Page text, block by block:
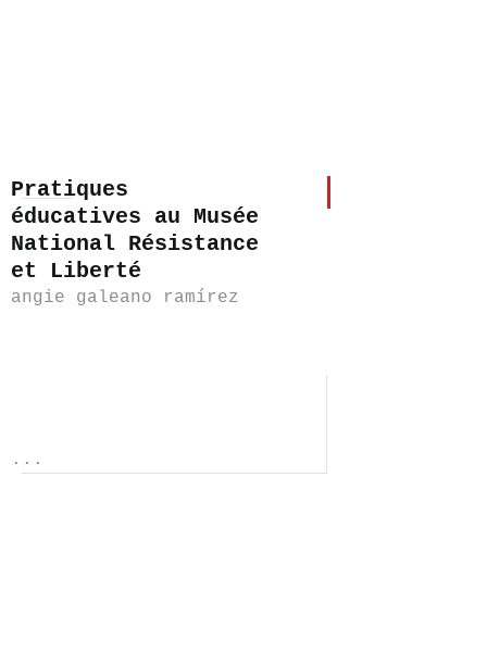
Pratiques
éducatives au Musée
National Résistance
et Liberté
angie galeano ramírez
...